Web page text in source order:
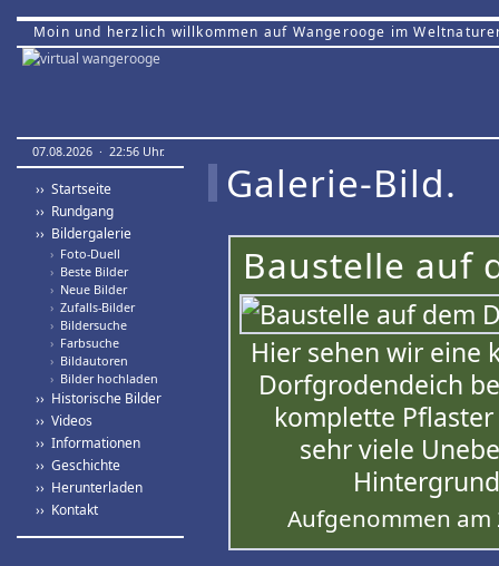
Moin und herzlich willkommen auf Wangerooge im
07.08.2026 · 22:56 Uhr.
›› Startseite
›› Rundgang
›› Bildergalerie
› Foto-Duell
› Beste Bilder
› Neue Bilder
› Zufalls-Bilder
› Bildersuche
› Farbsuche
› Bildautoren
› Bilder hochladen
›› Historische Bilder
›› Videos
›› Informationen
›› Geschichte
›› Herunterladen
›› Kontakt
Galerie-Bild.
Baustelle auf
Hier sehen wir eine
Dorfgrodendeich
komplette
sehr viele
Aufgenommen